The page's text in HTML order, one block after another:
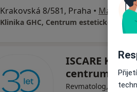
Krakovská 8/581, Praha • Mapa
Klinika GHC, Centrum estetické
ISCARE
centrum
Revmatolog,